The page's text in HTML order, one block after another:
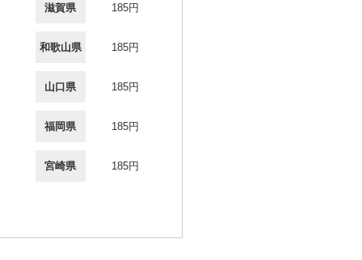
滋賀県 185円
和歌山県 185円
山口県 185円
福岡県 185円
宮崎県 185円